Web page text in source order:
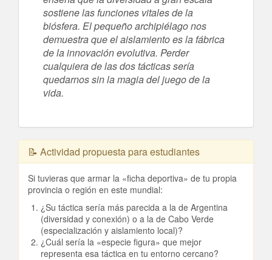
sostiene las funciones vitales de la
biósfera. El pequeño archipiélago nos
demuestra que el aislamiento es la fábrica
de la innovación evolutiva. Perder
cualquiera de las dos tácticas sería
quedarnos sin la magia del juego de la
vida.
📝 Actividad propuesta para estudiantes
Si tuvieras que armar la «ficha deportiva» de tu propia
provincia o región en este mundial:
¿Su táctica sería más parecida a la de Argentina
(diversidad y conexión) o a la de Cabo Verde
(especialización y aislamiento local)?
¿Cuál sería la «especie figura» que mejor
representa esa táctica en tu entorno cercano?